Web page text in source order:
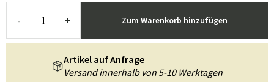
- + Zum Warenkorb hinzufügen
Artikel auf Anfrage
Versand innerhalb von 5-10 Werktagen